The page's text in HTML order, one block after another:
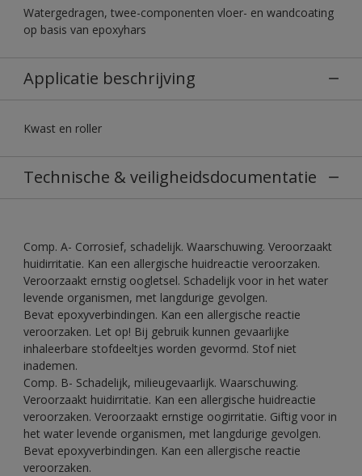
Watergedragen, twee-componenten vloer- en wandcoating
op basis van epoxyhars
Applicatie beschrijving
Kwast en roller
Technische & veiligheidsdocumentatie
Comp. A- Corrosief, schadelijk. Waarschuwing. Veroorzaakt
huidirritatie. Kan een allergische huidreactie veroorzaken.
Veroorzaakt ernstig oogletsel. Schadelijk voor in het water
levende organismen, met langdurige gevolgen.
Bevat epoxyverbindingen. Kan een allergische reactie
veroorzaken. Let op! Bij gebruik kunnen gevaarlijke
inhaleerbare stofdeeltjes worden gevormd. Stof niet
inademen.
Comp. B- Schadelijk, milieugevaarlijk. Waarschuwing.
Veroorzaakt huidirritatie. Kan een allergische huidreactie
veroorzaken. Veroorzaakt ernstige oogirritatie. Giftig voor in
het water levende organismen, met langdurige gevolgen.
Bevat epoxyverbindingen. Kan een allergische reactie
veroorzaken.